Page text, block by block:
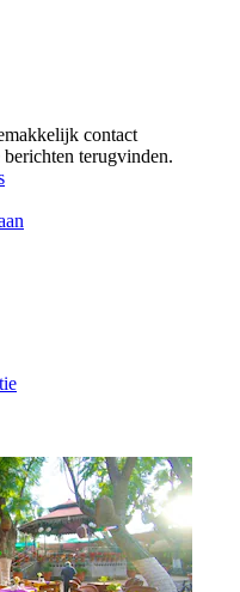
contact
terugvinden.